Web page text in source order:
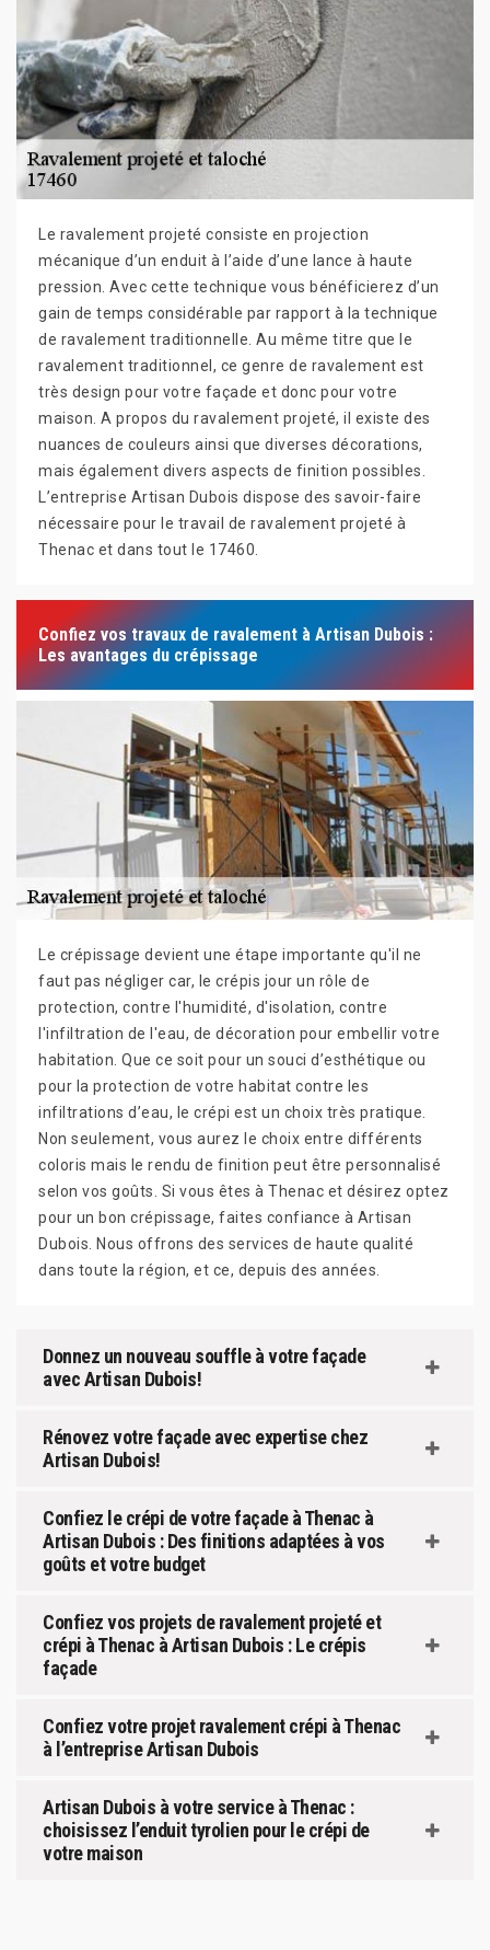
Le ravalement projeté consiste en projection
mécanique d’un enduit à l’aide d’une lance à haute
pression. Avec cette technique vous bénéficierez d’un
gain de temps considérable par rapport à la technique
de ravalement traditionnelle. Au même titre que le
ravalement traditionnel, ce genre de ravalement est
très design pour votre façade et donc pour votre
maison. A propos du ravalement projeté, il existe des
nuances de couleurs ainsi que diverses décorations,
mais également divers aspects de finition possibles.
L’entreprise Artisan Dubois dispose des savoir-faire
nécessaire pour le travail de ravalement projeté à
Thenac et dans tout le 17460.
Confiez vos travaux de ravalement à Artisan Dubois :
Les avantages du crépissage
Le crépissage devient une étape importante qu'il ne
faut pas négliger car, le crépis jour un rôle de
protection, contre l'humidité, d'isolation, contre
l'infiltration de l'eau, de décoration pour embellir votre
habitation. Que ce soit pour un souci d’esthétique ou
pour la protection de votre habitat contre les
infiltrations d’eau, le crépi est un choix très pratique.
Non seulement, vous aurez le choix entre différents
coloris mais le rendu de finition peut être personnalisé
selon vos goûts. Si vous êtes à Thenac et désirez optez
pour un bon crépissage, faites confiance à Artisan
Dubois. Nous offrons des services de haute qualité
dans toute la région, et ce, depuis des années.
Donnez un nouveau souffle à votre façade
avec Artisan Dubois!
Rénovez votre façade avec expertise chez
Artisan Dubois!
Confiez le crépi de votre façade à Thenac à
Artisan Dubois : Des finitions adaptées à vos
goûts et votre budget
Confiez vos projets de ravalement projeté et
crépi à Thenac à Artisan Dubois : Le crépis
façade
Confiez votre projet ravalement crépi à Thenac
à l’entreprise Artisan Dubois
Artisan Dubois à votre service à Thenac :
choisissez l’enduit tyrolien pour le crépi de
votre maison